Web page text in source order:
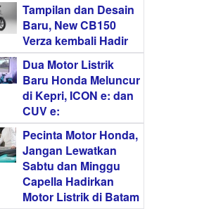
Tampilan dan Desain
Baru, New CB150
Verza kembali Hadir
Dua Motor Listrik
Baru Honda Meluncur
di Kepri, ICON e: dan
CUV e:
Pecinta Motor Honda,
Jangan Lewatkan
Sabtu dan Minggu
Capella Hadirkan
Motor Listrik di Batam